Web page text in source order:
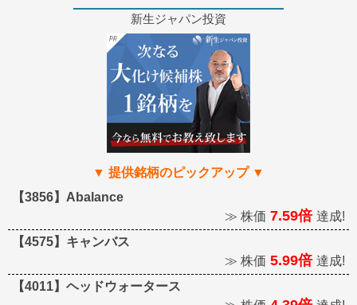
新生ジャパン投資
【3856】Abalance
≫ 株価 7.59倍 達成!
【4575】キャンバス
≫ 株価 5.99倍 達成!
【4011】ヘッドウォータース